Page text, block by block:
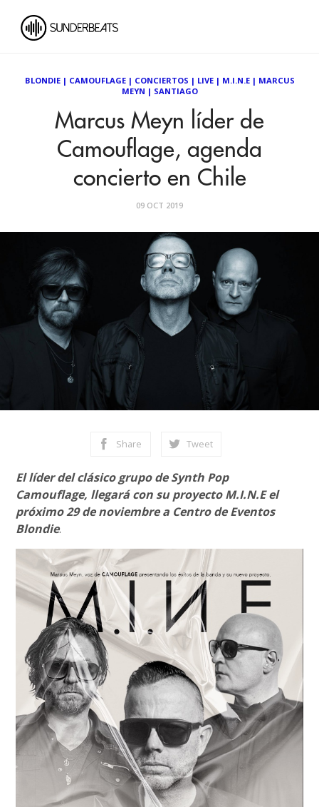
BLONDIE| CAMOUFLAGE| CONCIERTOS | LIVE| M.I.N.E| MARCUS
MEYN | SANTIAGO
Marcus Meyn líder de
Camouflage, agenda
concierto en Chile
09 OCT 2019
Share Tweet
El líder del clásico grupo de Synth Pop
Camouflage, llegará con su proyecto M.I.N.E el
próximo 29 de noviembre a Centro de Eventos
Blondie.